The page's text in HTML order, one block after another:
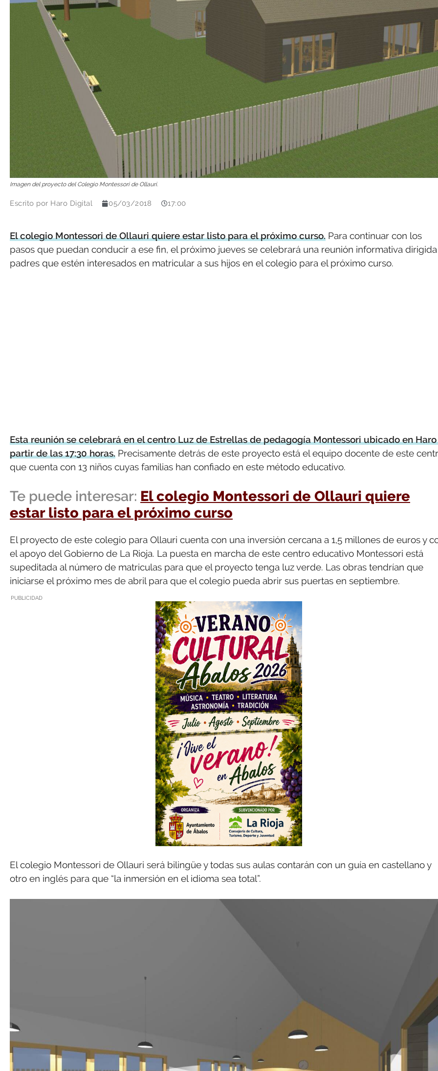
Imagen del proyecto del Colegio Montessori de Ollauri.
Escrito por Haro Digital 05/03/2018 17:00
El colegio Montessori de Ollauri quiere estar listo para el próximo curso. Para continuar con los
pasos que puedan conducir a ese fin, el próximo jueves se celebrará una reunión informativa
padres que estén interesados en matricular a sus hijos en el colegio para el próximo curso.
Esta reunión se celebrará en el centro Luz de Estrellas de pedagogía Montessori ubicado en
partir de las 17:30 horas. Precisamente detrás de este proyecto está el equipo docente de este
que cuenta con 13 niños cuyas familias han confiado en este método educativo.
Te puede interesar: El colegio Montessori de Ollauri quiere
estar listo para el próximo curso
El proyecto de este colegio para Ollauri cuenta con una inversión cercana a 1,5 millones de euros y
el apoyo del Gobierno de La Rioja. La puesta en marcha de este centro educativo Montessori está
supeditada al número de matriculas para que el proyecto tenga luz verde. Las obras tendrían que
iniciarse el próximo mes de abril para que el colegio pueda abrir sus puertas en septiembre.
PUBLICIDAD
El colegio Montessori de Ollauri será bilingüe y todas sus aulas contarán con un guía en castellano y
otro en inglés para que “la inmersión en el idioma sea total”.